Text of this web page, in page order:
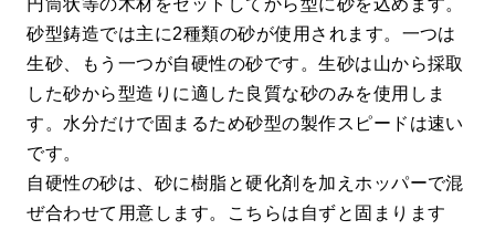
円筒状等の木材をセットしてから型に砂を込めます。
砂型鋳造では主に2種類の砂が使用されます。一つは
生砂、もう一つが自硬性の砂です。生砂は山から採取
した砂から型造りに適した良質な砂のみを使用しま
す。水分だけで固まるため砂型の製作スピードは速い
です。
自硬性の砂は、砂に樹脂と硬化剤を加えホッパーで混
ぜ合わせて用意します。こちらは自ずと固まります